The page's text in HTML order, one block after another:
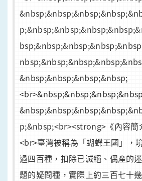
&nbsp;&nbsp;&nbsp;&nbsp;
p;&nbsp;<br><strong>《內容
<br>臺灣被稱為「蝴蝶王國」，
過四百種，扣除已滅絕、偶產的
題的疑問種，實際上約三百七十